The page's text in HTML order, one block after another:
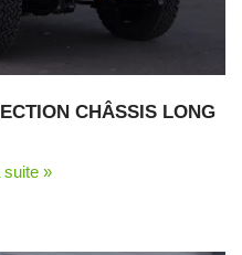
CHÂSSIS LONG
suite »